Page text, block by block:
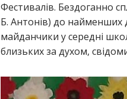
Фестивалів. Бездоганно
Б. Антонів) до найменших
майданчики у середні
близьких за духом,